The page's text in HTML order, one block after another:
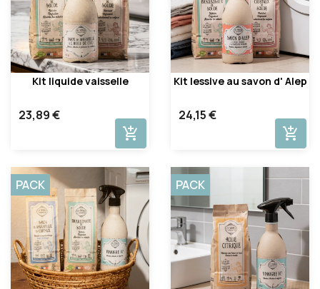
Kit liquide vaisselle
23,89 €
add_shopping_cart
Kit lessive au savon d' Alep
24,15 €
add_shopping_cart
PACK PACK